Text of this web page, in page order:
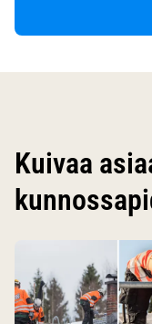
Kuivaa
Käytä